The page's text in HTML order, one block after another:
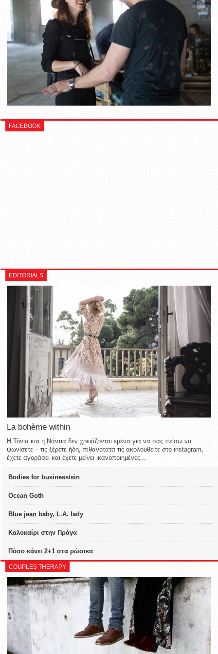
FACEBOOK
EDITORIALS
La bohème within
Η Τόνια και η Νάντια δεν χρειάζονται εμένα για να σας πείσω να
ψωνίσετε – τις ξέρετε ήδη, πιθανότατα τις ακολουθείτε στο instagram,
έχετε αγοράσει και έχετε μείνει ικανοποιημένες...
Bodies for business/sin
Ocean Goth
Blue jean baby, L.A. lady
Καλοκαίρι στην Πράγα
Πόσο κάνει 2+1 στα ρώσικα
COUPLES THERAPY